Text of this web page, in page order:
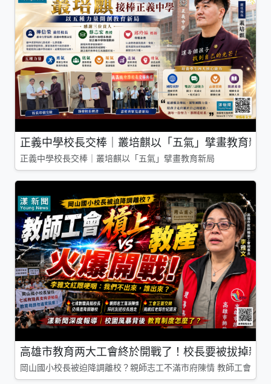
正義中學校長交棒｜叢培麒以「五氣」擘畫教育新局
正義中學校長交棒｜叢培麒以「五氣」擘畫教育新局
高雄市教育两大工會終於開戰了！校長要被拔掉親
岡山國小校長被迫降調離校？親師志工不滿市府陳情 教師工會槓